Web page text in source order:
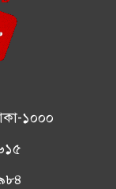
১০০০